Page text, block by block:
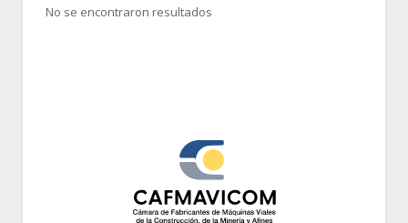
No se encontraron resultados